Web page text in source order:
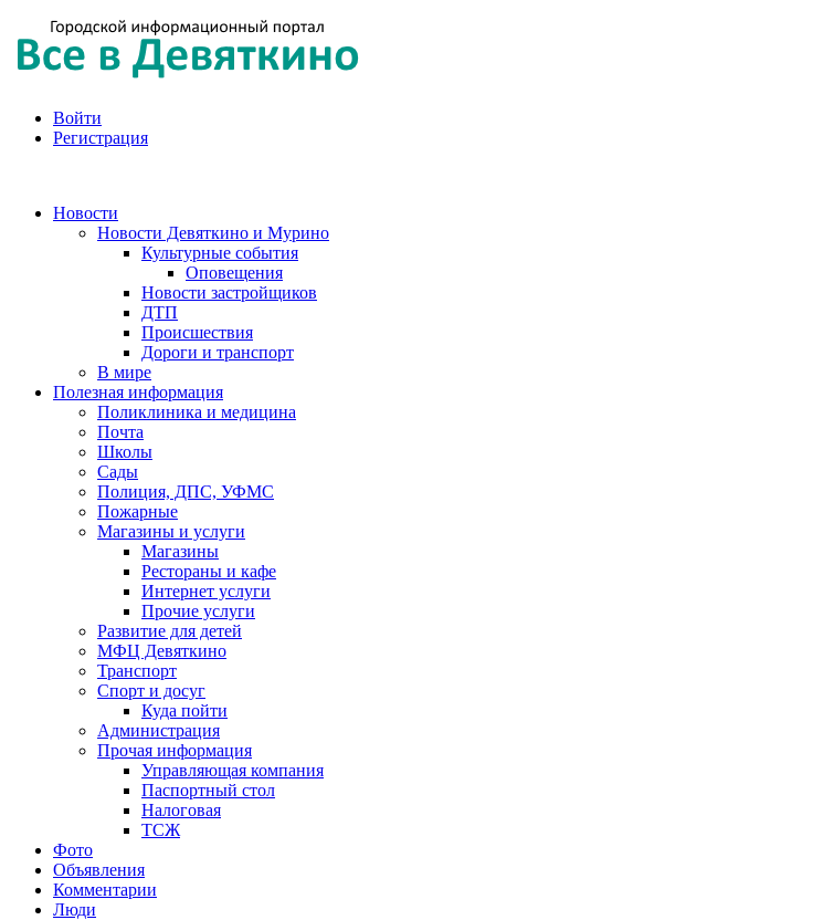
Войти
Регистрация
Новости
Новости Девяткино и Мурино
Культурные события
Оповещения
Новости застройщиков
ДТП
Происшествия
Дороги и транспорт
В мире
Полезная информация
Поликлиника и медицина
Почта
Школы
Сады
Полиция, ДПС, УФМС
Пожарные
Магазины и услуги
Магазины
Рестораны и кафе
Интернет услуги
Прочие услуги
Развитие для детей
МФЦ Девяткино
Транспорт
Спорт и досуг
Куда пойти
Администрация
Прочая информация
Управляющая компания
Паспортный стол
Налоговая
ТСЖ
Фото
Объявления
Комментарии
Люди